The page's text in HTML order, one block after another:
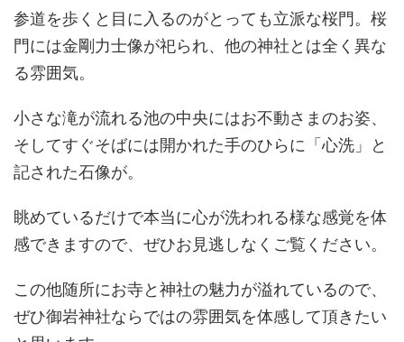
参道を歩くと目に入るのがとっても立派な桜門。桜
門には金剛力士像が祀られ、他の神社とは全く異な
る雰囲気。
小さな滝が流れる池の中央にはお不動さまのお姿、
そしてすぐそばには開かれた手のひらに「心洗」と
記された石像が。
眺めているだけで本当に心が洗われる様な感覚を体
感できますので、ぜひお見逃しなくご覧ください。
この他随所にお寺と神社の魅力が溢れているので、
ぜひ御岩神社ならではの雰囲気を体感して頂きたい